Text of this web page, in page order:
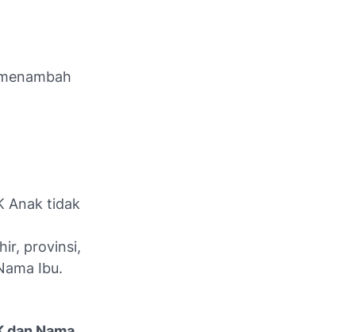
Anak tidak
provinsi,
Ibu.